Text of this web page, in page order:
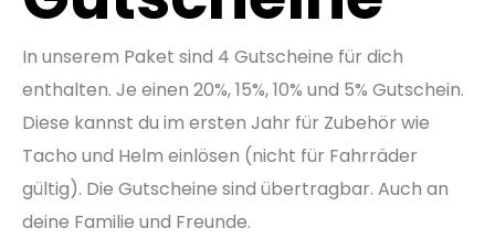
In unserem Paket sind 4 Gutscheine für dich
enthalten. Je einen 20%, 15%, 10% und 5% Gutschein.
Diese kannst du im ersten Jahr für Zubehör wie
Tacho und Helm einlösen (nicht für Fahrräder
gültig). Die Gutscheine sind übertragbar. Auch an
deine Familie und Freunde.